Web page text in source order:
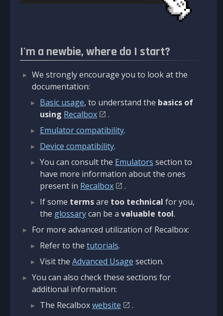
I'm a newbie, where do I start?
We strongly encourage you to look at the
documentation:
Basic usage, to understand the basics of
using Recalbox
.
Emulator compatibility.
Device compatibility.
You can consult the Emulators section to
have more information about the ones
present in Recalbox
.
If some termsare too technical for you,
the glossarycan be a valuable tool.
For more advanced utilization of Recalbox:
Refer to the tutorials.
Visit the Advanced Usage section.
You can also check these sections for
additional information:
The Recalboxwebsite
.